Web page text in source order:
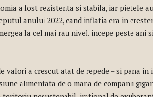
a fost rezistenta si stabila, iar pietele
anului 2022, cand inflatia era in
la cel mai rau nivel. incepe peste ani
valori a crescut atat de repede – si pana
alimentata de o mana de companii